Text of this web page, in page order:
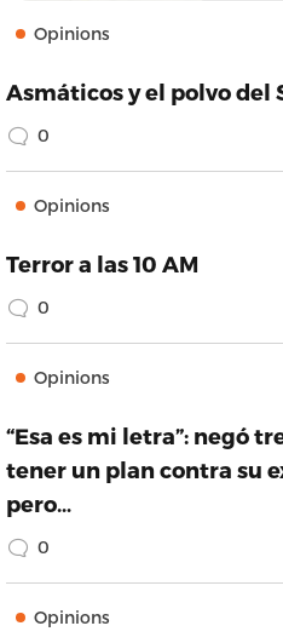
Opinions
Asmáticos y el polvo del
0
Opinions
Terror a las 10 AM
0
Opinions
“Esa es mi letra”: negó
tener un plan contra su
pero…
0
Opinions